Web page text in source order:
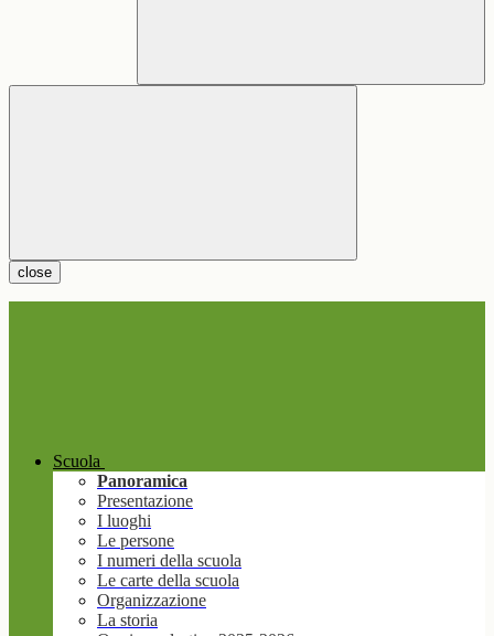
close
Scuola
Panoramica
Presentazione
I luoghi
Le persone
I numeri della scuola
Le carte della scuola
Organizzazione
La storia